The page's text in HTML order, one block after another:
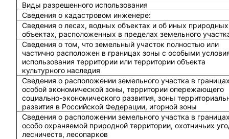
Виды разрешенного использования
Сведения о кадастровом инженере:
Cведения о лесах, водных объектах и об иных природных
объектах, расположенных в пределах земельного
Сведения о том, что земельный участок полностью или
частично расположен в границах зоны с особыми
использования территории или территории объекта
культурного наследия
Сведения о расположении земельного участка в
особой экономической зоны, территории опережающего
социально-экономического развития, зоны
развития в Российской Федерации, игорной зоны
Сведения о расположении земельного участка в
особо охраняемой природной территории, охотничьих
лесничеств, лесопарков